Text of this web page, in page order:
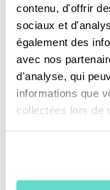
contenu, d'offrir
sociaux et
également des
avec nos
d'analyse, qui
informations que
collectées lors de